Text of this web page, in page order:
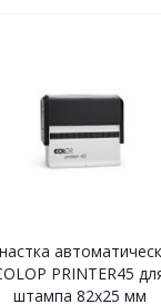
PRINTER45
штампа 82х25 мм